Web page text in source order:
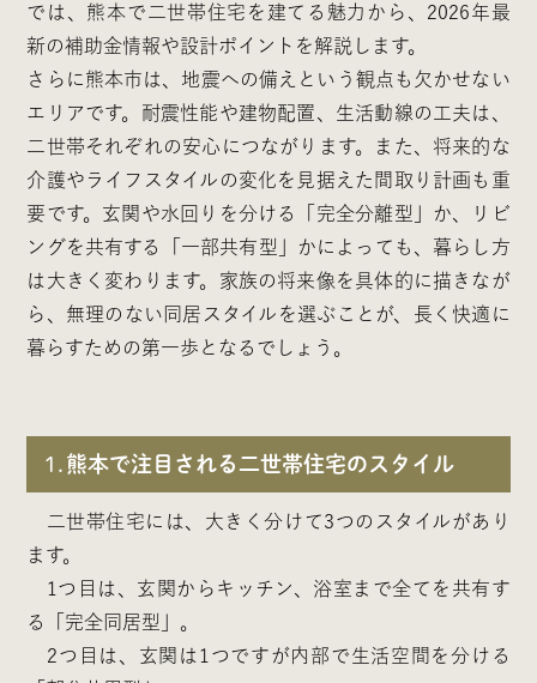
では、熊本で二世帯住宅を建てる魅力から、2026年最
新の補助金情報や設計ポイントを解説します。
さらに熊本市は、地震への備えという観点も欠かせない
エリアです。耐震性能や建物配置、生活動線の工夫は、
二世帯それぞれの安心につながります。また、将来的な
介護やライフスタイルの変化を見据えた間取り計画も重
要です。玄関や水回りを分ける「完全分離型」か、リビ
ングを共有する「一部共有型」かによっても、暮らし方
は大きく変わります。家族の将来像を具体的に描きなが
ら、無理のない同居スタイルを選ぶことが、長く快適に
暮らすための第一歩となるでしょう。
1. 熊本で注目される二世帯住宅のスタイル
二世帯住宅には、大きく分けて3つのスタイルがあり
ます。
1つ目は、玄関からキッチン、浴室まで全てを共有す
る「完全同居型」。
2つ目は、玄関は1つですが内部で生活空間を分ける